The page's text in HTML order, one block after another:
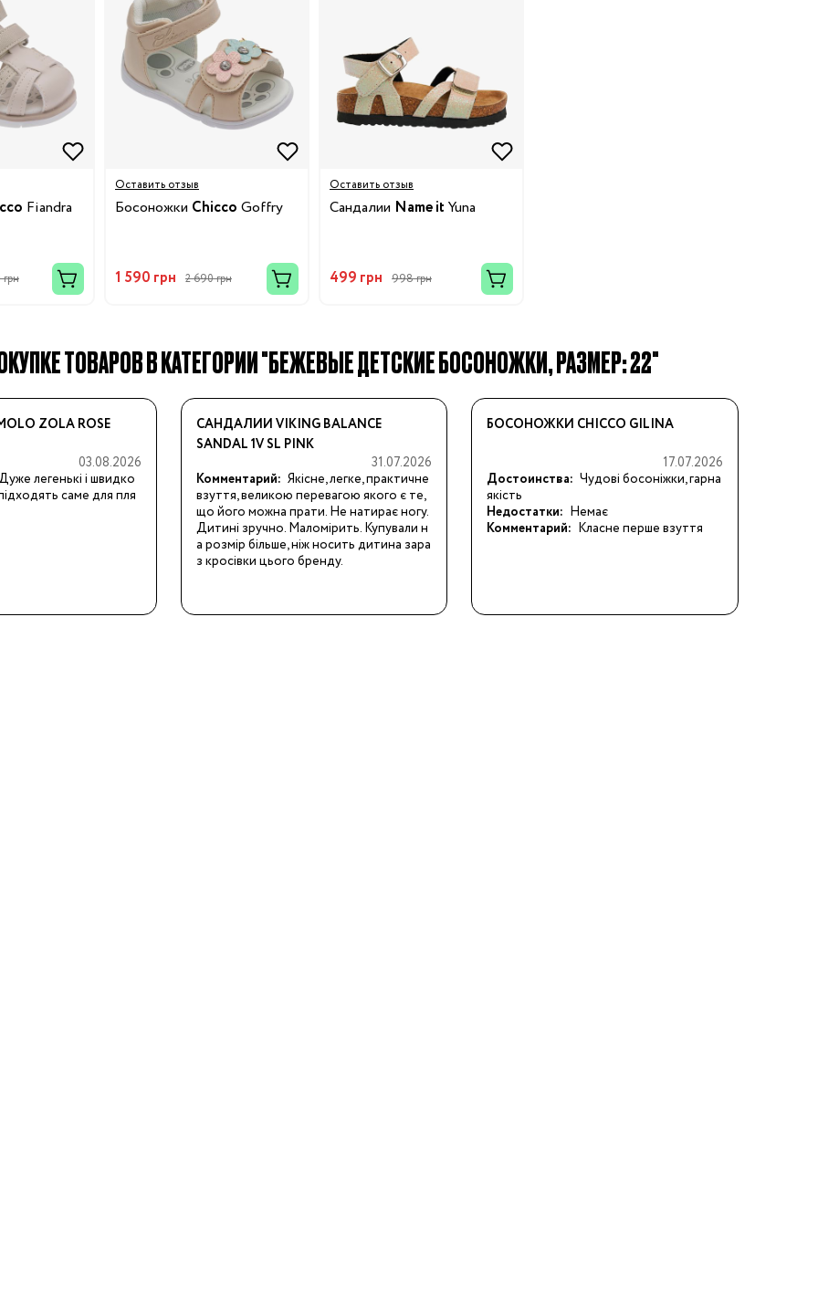
Бренды:
Fiandra
Оставить отзыв
Босоножки Chicco Goffry
1 590 грн 2 690 грн
Оставить отзыв
Сандалии Name it Yuna
499 грн 998 грн
ТОВАРОВ В КАТЕГОРИИ "БЕЖЕВЫЕ ДЕТСКИЕ БОСОНОЖКИ, РАЗМЕР: 22"
ZOLA ROSE
03.08.2026
легенькі і швидко
саме для пля
САНДАЛИИ VIKING BALANCE
SANDAL 1V SL PINK
31.07.2026
Комментарий: Якісне, легке, практичне
взуття, великою перевагою якого є те,
що його можна прати. Не натирає ногу.
Дитині зручно. Маломірить. Купували н
а розмір більше, ніж носить дитина зара
з кросівки цього бренду.
БОСОНОЖКИ CHICCO GILINA
17.07.2026
Достоинства: Чудові босоніжки, гарна
якість
Недостатки: Немає
Комментарий: Класне перше взуття